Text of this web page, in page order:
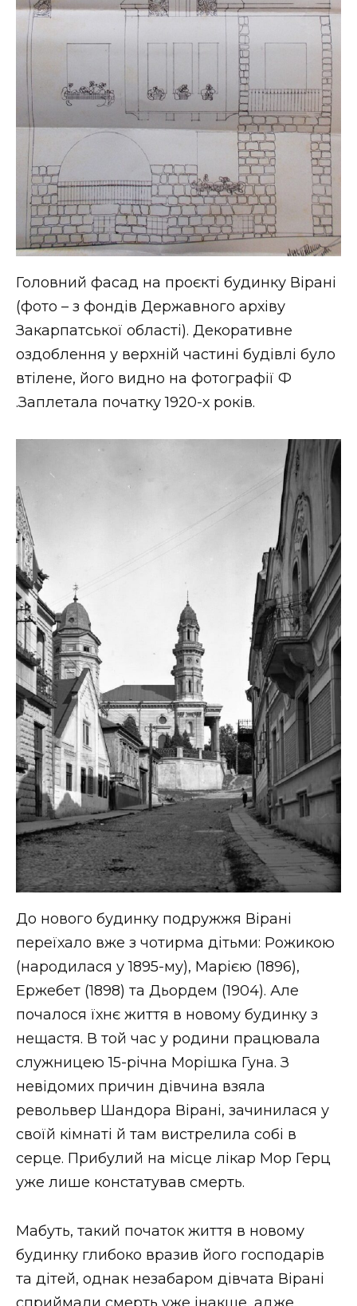
Головний фасад на проєкті будинку Вірані
(фото – з фондів Державного архіву
Закарпатської області). Декоративне
оздоблення у верхній частині будівлі було
втілене, його видно на фотографії Ф
.Заплетала початку 1920-х років.
До нового будинку подружжя Вірані
переїхало вже з чотирма дітьми: Рожикою
(народилася у 1895-му), Марією (1896),
Ержебет (1898) та Дьордем (1904). Але
почалося їхнє життя в новому будинку з
нещастя. В той час у родини працювала
служницею 15-річна Морішка Гуна. З
невідомих причин дівчина взяла
револьвер Шандора Вірані, зачинилася у
своїй кімнаті й там вистрелила собі в
серце. Прибулий на місце лікар Мор Герц
уже лише констатував смерть.
Мабуть, такий початок життя в новому
будинку глибоко вразив його господарів
та дітей, однак незабаром дівчата Вірані